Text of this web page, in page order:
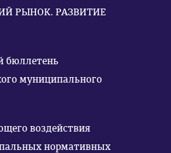
РЫНОК. РАЗВИТИЕ
бюллетень
муниципального
воздействия
нормативных